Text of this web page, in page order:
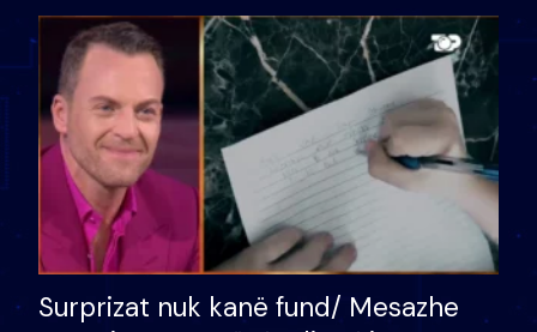
bukura në shtëpinë e BB VIP: Do më
mungojë zilja e mëngjesit kur…
Surprizat nuk kanë fund/ Mesazhe